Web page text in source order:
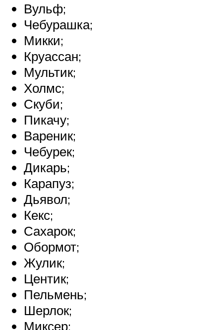
Вульф;
Чебурашка;
Микки;
Круассан;
Мультик;
Холмс;
Скуби;
Пикачу;
Вареник;
Чебурек;
Дикарь;
Карапуз;
Дьявол;
Кекс;
Сахарок;
Обормот;
Жулик;
Центик;
Пельмень;
Шерлок;
Миксер;